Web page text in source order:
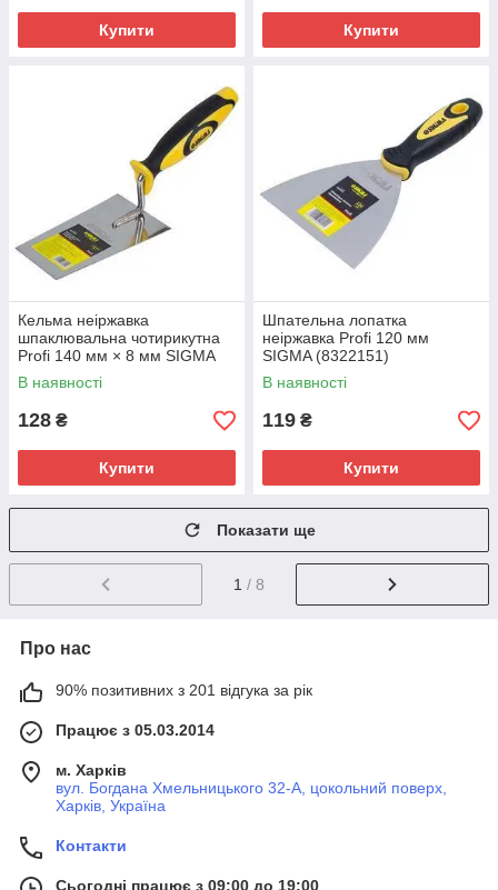
Купити Купити
Кельма неіржавка
шпаклювальна чотирикутна
Profi 140 мм × 8 мм SIGMA
(8327121)
В наявності
128 ₴
Купити
Шпательна лопатка
неіржавка Profi 120 мм
SIGMA (8322151)
В наявності
119 ₴
Купити
Показати ще
1 / 8
Про нас
90% позитивних з 201 відгука за рік
Працює з 05.03.2014
м. Харків
вул. Богдана Хмельницького 32-А, цокольний поверх,
Харків, Україна
Контакти
Сьогодні працює з 09:00 до 19:00